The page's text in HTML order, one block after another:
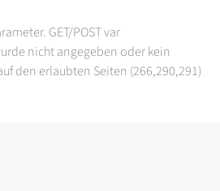
GET/POST var
nicht angegeben oder kein
den erlaubten Seiten (266,290,291)